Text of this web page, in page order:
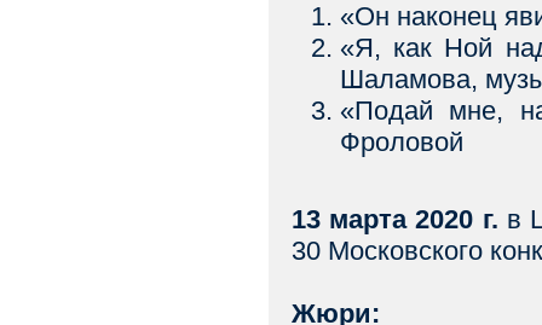
«Он наконец
«Я, как Ной
Шаламова,
«Подай мне,
Фроловой
13 марта 2020 г. в
30 Московского
Жюри: